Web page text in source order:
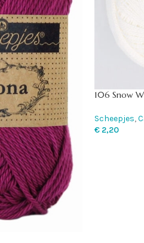
106 Snow
Scheepjes,
€ 2,20